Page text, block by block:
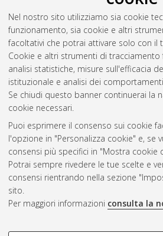
Nel nostro sito utilizziamo sia cookie
funzionamento, sia cookie e altri
facoltativi che potrai attivare solo con il
Cookie e altri strumenti di
analisi statistiche, misure sull'efficacia
istituzionale e analisi dei
Se chiudi questo banner continuerai la
cookie necessari.
Puoi esprimere il consenso sui cookie
l'opzione in "Personalizza cookie" e, se
consensi più specifici in "Mostra cookie
Potrai sempre rivedere le tue scelte e
consensi rientrando nella sezione
sito.
Per maggiori informazioni consulta la
Abstract
Altri
Gestione del
Atom
Rss 1.0
Rss 2.0
ISSN: 2038-7946
Impostazioni Cookie